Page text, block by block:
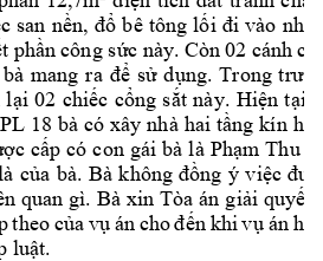
san nền, đổ bê tông lối đi vào nhà
phần công sức này. Còn 02 cánh cổ
bà mang ra để sử dụng. Trong t
lại 02 chiếc cổng sắt này. Hiện tại
PL 18 bà có xây nhà hai tầng kín
cấp có con gái bà là Phạm Thu
của bà. Bà không đồng ý việc
quan gì. Bà xin Tòa án giải quyết
theo của vụ án cho đến khi vụ án
luật.